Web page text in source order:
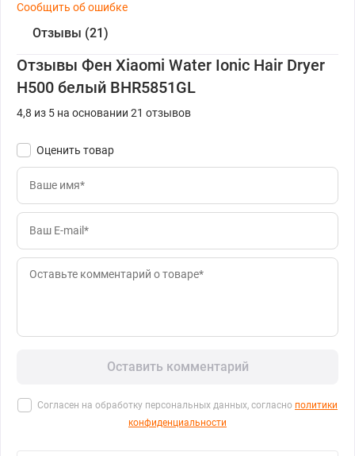
Сообщить об ошибке
Отзывы (21)
Отзывы Фен Xiaomi Water Ionic Hair Dryer
H500 белый BHR5851GL
4,8 из 5 на основании 21 отзывов
Оценить товар
Оставить комментарий
Согласен на обработку персональных данных, согласно политики
конфиденциальности